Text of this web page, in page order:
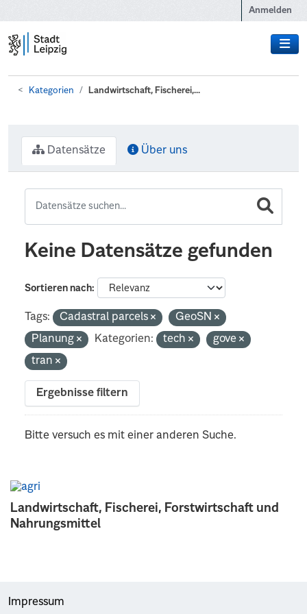
Anmelden
Kategorien Landwirtschaft, Fischerei,...
Landwirtschaft, Fischerei, Forstwirtschaft und
Nahrungsmittel
Datensätze Über uns
Keine Datensätze gefunden
Sortieren nach
Tags: Cadastral parcels
GeoSN
Planung
Kategorien: tech
gove
tran
Ergebnisse filtern
Bitte versuch es mit einer anderen Suche.
Impressum